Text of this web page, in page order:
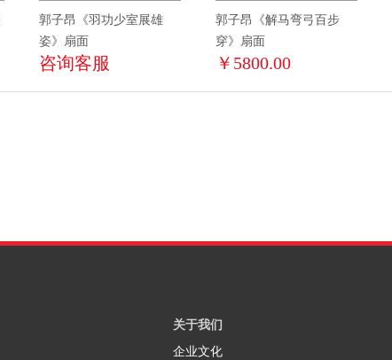
郭子昂《羽功少室展雄
姿》扇面
咨询客服
郭子昂《解马弯弓百步
穿》扇面
￥5800.00
关于我们
企业文化